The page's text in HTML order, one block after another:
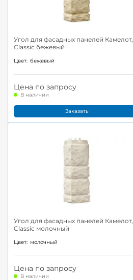
Угол для фасадных панелей Камелот,
Classic бежевый
Цвет: бежевый
Цена по запросу
В наличии
Заказать
Угол для фасадных панелей Камелот,
Classic молочный
Цвет: молочный
Цена по запросу
В наличии